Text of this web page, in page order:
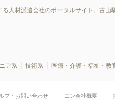
人材派遣会社のポータルサイト。古
ア系 技術系 医療・介護・福祉・教
プ・お問い合わせ エン会社概要